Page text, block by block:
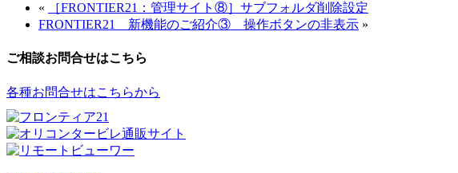
«
［FRONTIER21：管理サイト⑧］サブフォルダ削除設定
FRONTIER21 新機能のご紹介③ 操作ボタンの非表示 »
ご相談お問合せはこちら
各種お問合せはこちらから